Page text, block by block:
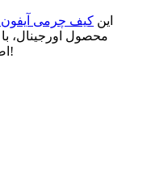
این کیف چرمی آیفون 11 پرومکس
محصول اورجینال،
اصالت و لاکچری توی یه قاب چرمی خاص!